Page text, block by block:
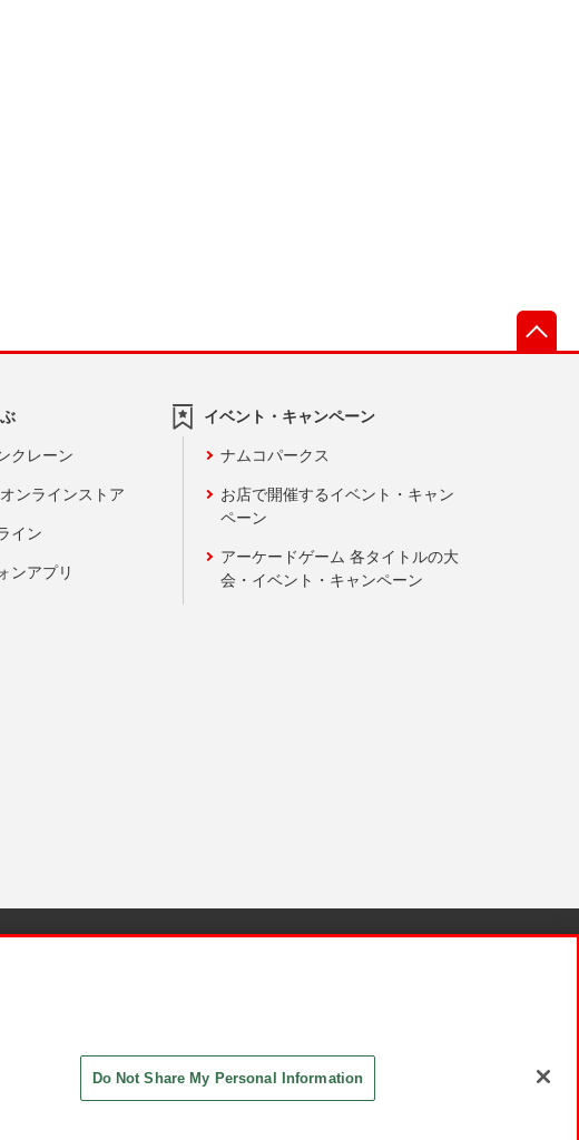
クレーン
ンラインストア
イン
ンアプリ
イベント・キャンペーン
ナムコパークス
お店で開催するイベント・キャン
ペーン
アーケードゲーム 各タイトルの大
会・イベント・キャンペーン
Do Not Share My Personal Information